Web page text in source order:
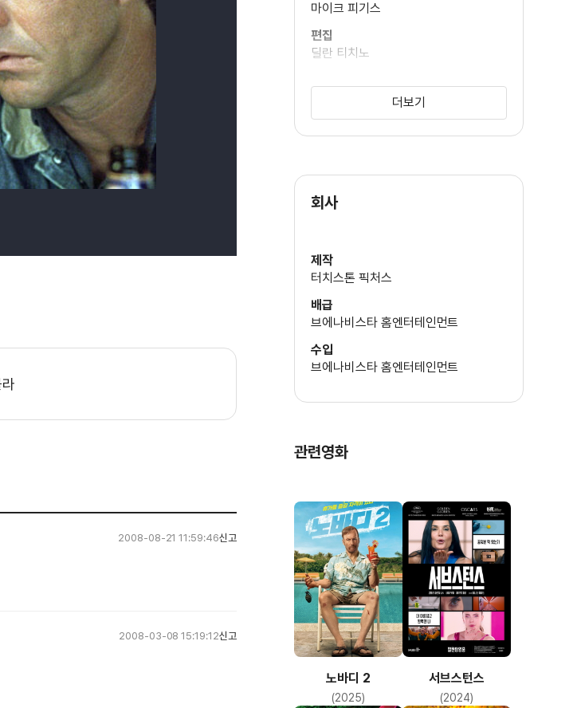
2008-08-21 11:59:46신고
2008-03-08 15:19:12신고
마이크 피기스
편집
딜란 티치노
더보기
회사
제작
터치스톤 픽처스
배급
브에나비스타 홈엔터테인먼트
수입
브에나비스타 홈엔터테인먼트
관련영화
노바디 2
(2025)
서브스턴스
(2024)